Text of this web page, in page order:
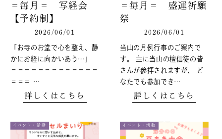
＝毎月＝ 写経会
【予約制】
2026/06/01
「お寺のお堂で心を整え、静
かにお経に向かいあう…」
＝＝＝＝＝＝＝＝＝＝＝＝＝
＝＝＝ …
詳しくはこちら
＝毎月＝ 盛運祈願
祭
2026/06/01
当山の月例行事のご案内で
す。 主に当山の檀信徒の皆
さんが参拝されますが、 ど
なたでも参加でき…
詳しくはこちら
イベント・活動 イベント・活動